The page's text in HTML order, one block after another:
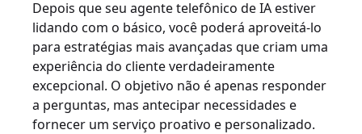
Depois que seu agente telefônico de IA estiver
lidando com o básico, você poderá aproveitá-lo
para estratégias mais avançadas que criam uma
experiência do cliente verdadeiramente
excepcional. O objetivo não é apenas responder
a perguntas, mas antecipar necessidades e
fornecer um serviço proativo e personalizado.